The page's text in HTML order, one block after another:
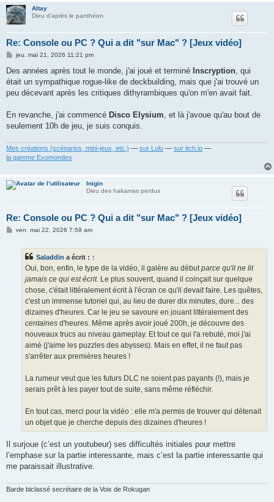
Altay
Dieu d'après le panthéon
Re: Console ou PC ? Qui a dit "sur Mac" ? [Jeux vidéo]
M
s
a
g
jeu. mai 21, 2026 11:21 pm
Des années après tout le monde, j'ai joué et terminé Inscryption , qui
était un sympathique rogue-like de deckbuilding, mais que j'ai trouvé un
peu décevant après les critiques dithyrambiques qu'on m'en avait fait.
En revanche, j'ai commencé Disco Elysium , et là j'avoue qu'au bout de
seulement 10h de jeu, je suis conquis.
Mes créations (scénarios, mini-jeux, etc.) — sur Lulu — sur itch.io —
la gamme Exomondes
Inigin
Dieu des hakamas perdus
Re: Console ou PC ? Qui a dit "sur Mac" ? [Jeux vidéo]
Mven. mai 22, 2026 7:59 am
Saladdin a écrit : ↑
Oui, bon, enfin, le type de la vidéo, il galère au débutparce qu'il ne lit
jamais ce qui est écrit. Le plus souvent, quand il coinçait sur quelque
chose, c'était littéralement écrit à l'écran ce qu'il devait faire. Les quêtes,
c'est un immense tutoriel qui, au lieu de durer dix minutes, dure... des
dizaines d'heures. Car le jeu se savoure en jouant littéralement des
centaines d'heures. Même après avoir joué 200h, je découvre des
nouveaux trucs au niveau gameplay. Et tout ce qui l'a rebuté, moi j'ai
aimé (j'aime les puzzles des abysses). Mais en effet, il ne faut pas
s'arrêter aux premières heures !
La rumeur veut que les futurs DLC ne soient pas payants (!), mais je
serais prêt à les payer tout de suite, sans même réfléchir.
En tout cas, merci pour la vidéo : elle m'a permis de trouver qui détenait
un objet que je cherche depuis des dizaines d'heures !
Il surjoue (c’est un youtubeur) ses difficultés initiales pour mettre
l’emphase sur la partie interessante, mais c’est la partie interessante qui
me paraissait illustrative.
Barde biclassé secrétaire de la Voix de Rokugan